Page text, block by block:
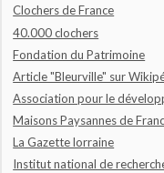
Clochers de France
40.000 clochers
Fondation du Patrimoine
Article "Bleurville" sur
Association pour le
Maisons Paysannes de
La Gazette lorraine
Institut national de